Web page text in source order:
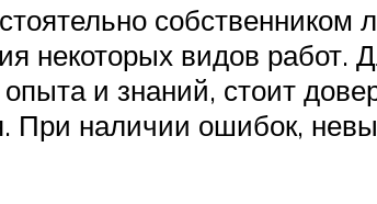
некоторых видов работ.
и знаний, стоит
При наличии ошибок,